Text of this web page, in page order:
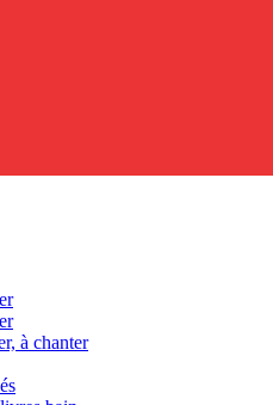
à chanter